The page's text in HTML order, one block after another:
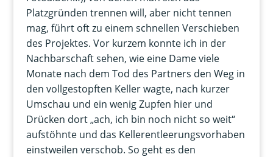
Platzgründen trennen will, aber nicht tennen
mag, führt oft zu einem schnellen Verschieben
des Projektes. Vor kurzem konnte ich in der
Nachbarschaft sehen, wie eine Dame viele
Monate nach dem Tod des Partners den Weg in
den vollgestopften Keller wagte, nach kurzer
Umschau und ein wenig Zupfen hier und
Drücken dort „ach, ich bin noch nicht so weit“
aufstöhnte und das Kellerentleerungsvorhaben
einstweilen verschob. So geht es den